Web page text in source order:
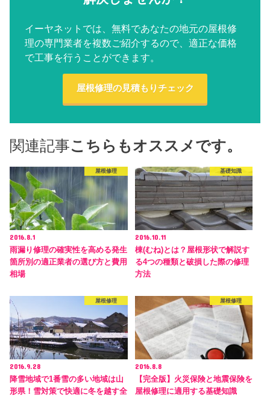
イーヤネットでは、無料であなたの地元の屋根修
理の専門業者を複数ご紹介するので、適正な価格
で工事を行うことができます。
屋根修理の見積もりチェック
関連記事こちらもオススメです。
屋根修理
2016.8.1
雨漏り修理の確実性を高める発生
箇所別の適正業者の選び方と費用
相場
基礎知識
2016.10.11
棟(むね)とは？屋根形状で解説す
る4つの種類と破損した際の修理
方法
屋根修理
2016.9.28
降雪地域で1番雪の多い地域は山
形県！雪対策で快適に冬を越す全
屋根修理
2016.8.8
【完全版】火災保険と地震保険を
屋根修理に適用する基礎知識